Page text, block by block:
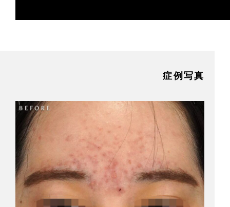
症例写真